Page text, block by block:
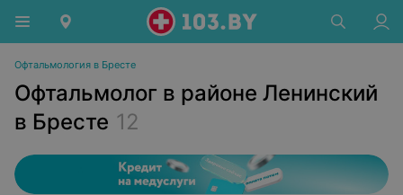
Офтальмология в Бресте
Офтальмолог в районе Ленинский
в Бресте 12